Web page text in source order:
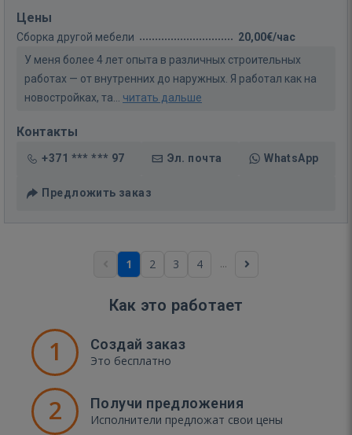
Цены
Сборка другой мебели
20,00€/час
У меня более 4 лет опыта в различных строительных
работах — от внутренних до наружных. Я работал как на
новостройках, та... читать дальше
Контакты
+371 *** *** 97 Эл. почта WhatsApp
Предложить заказ
1 2 3 4 ...
Как это работает
1 Создай заказ
Это бесплатно
2 Получи предложения
Исполнители предложат свои цены